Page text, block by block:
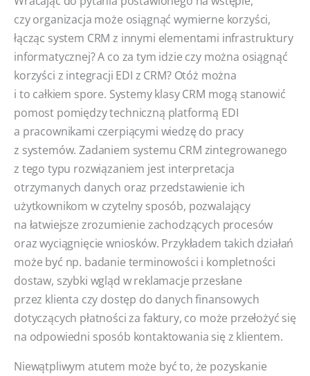
czy organizacja może osiągnąć wymierne korzyści,
łącząc system CRM z innymi elementami infrastruktury
informatycznej? A co za tym idzie czy można osiągnąć
korzyści z integracji EDI z CRM? Otóż można
i to całkiem spore. Systemy klasy CRM mogą stanowić
pomost pomiędzy techniczną platformą EDI
a pracownikami czerpiącymi wiedzę do pracy
z systemów. Zadaniem systemu CRM zintegrowanego
z tego typu rozwiązaniem jest interpretacja
otrzymanych danych oraz przedstawienie ich
użytkownikom w czytelny sposób, pozwalający
na łatwiejsze zrozumienie zachodzących procesów
oraz wyciągnięcie wniosków. Przykładem takich działań
może być np. badanie terminowości i kompletności
dostaw, szybki wgląd w reklamacje przesłane
przez klienta czy dostęp do danych finansowych
dotyczących płatności za faktury, co może przełożyć się
na odpowiedni sposób kontaktowania się z klientem.
Niewątpliwym atutem może być to, że pozyskanie